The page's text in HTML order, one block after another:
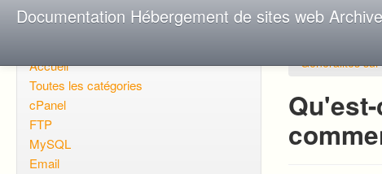
Documentation Hébergement de sites web
Accueil
Toutes les catégories
cPanel
FTP
MySQL
Email
Généralités